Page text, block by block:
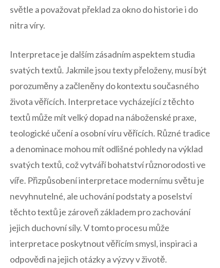
světle ​a ​považovat ‌překlad za okno do historie i do
nitra víry.
Interpretace je ⁢dalším⁤ zásadním aspektem ‍studia
svatých ⁣textů. Jakmile jsou texty přeloženy, musí být
porozuměny a začleněny​ do ⁤kontextu ⁢současného
⁢života ⁣věřících. Interpretace vycházející z těchto
textů může ​mít velký dopad na náboženské praxe,
teologické ⁣učení a osobní‌ víru věřících.‌ Různé⁣ tradice
a denominace ‍mohou mít odlišné‍ pohledy na výklad
svatých⁤ textů, což vytváří bohatství různorodosti ve
víře.‍ Přizpůsobení interpretace modernímu ⁤světu je
‍nevyhnutelné, ale uchování podstaty a poselství⁤
těchto ‍textů je zároveň základem ⁤pro zachování
jejich duchovní síly.⁢ V tomto procesu může
interpretace ‍poskytnout věřícím smysl, inspiraci‌ a
odpovědi na jejich otázky a výzvy v⁣ životě.